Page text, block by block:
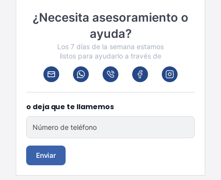
¿Necesita asesoramiento o
ayuda?
Los 7 días de la semana estamos
listos para ayudarlo a través de
o deja que te llamemos
Número de teléfono
Enviar